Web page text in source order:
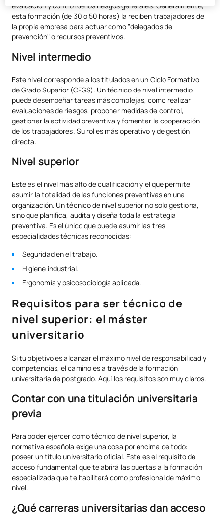
evaluación y control de los riesgos generales. Generalmente,
esta formación (de 30 o 50 horas) la reciben trabajadores de
la propia empresa para actuar como "delegados de
prevención" o recursos preventivos.
Nivel intermedio
Este nivel corresponde a los titulados en un Ciclo Formativo
de Grado Superior (CFGS). Un técnico de nivel intermedio
puede desempeñar tareas más complejas, como realizar
evaluaciones de riesgos, proponer medidas de control,
gestionar la actividad preventiva y fomentar la cooperación
de los trabajadores. Su rol es más operativo y de gestión
directa.
Nivel superior
Este es el nivel más alto de cualificación y el que permite
asumir la totalidad de las funciones preventivas en una
organización. Un técnico de nivel superior no solo gestiona,
sino que planifica, audita y diseña toda la estrategia
preventiva. Es el único que puede asumir las tres
especialidades técnicas reconocidas:
Seguridad en el trabajo.
Higiene industrial.
Ergonomía y psicosociología aplicada.
Requisitos para ser técnico de
nivel superior: el máster
universitario
Si tu objetivo es alcanzar el máximo nivel de responsabilidad y
competencias, el camino es a través de la formación
universitaria de postgrado. Aquí los requisitos son muy claros.
Contar con una titulación universitaria
previa
Para poder ejercer como técnico de nivel superior, la
normativa española exige una cosa por encima de todo:
poseer un título universitario oficial. Este es el requisito de
acceso fundamental que te abrirá las puertas a la formación
especializada que te habilitará como profesional de máximo
nivel.
¿Qué carreras universitarias dan acceso